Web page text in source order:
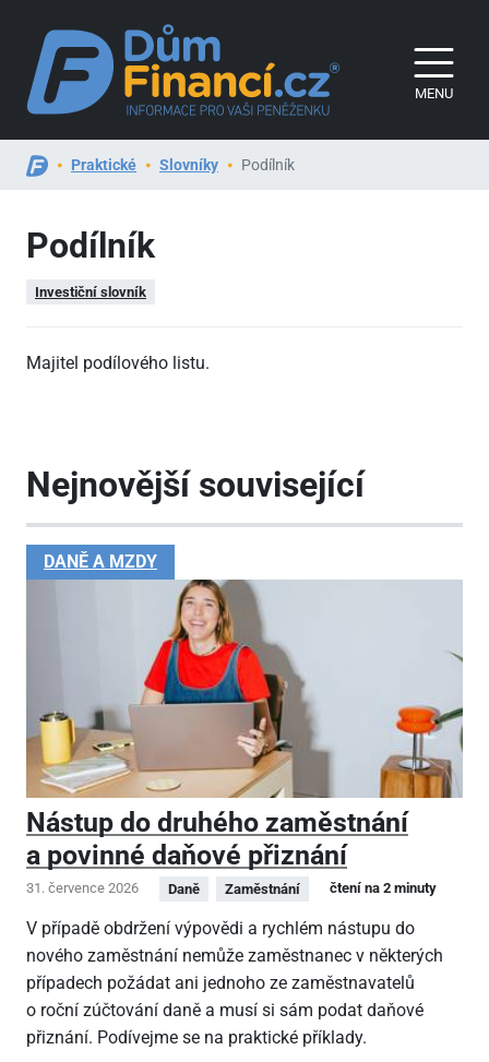
MENU
Praktické Slovníky Podílník
Podílník
Investiční slovník
Majitel podílového listu.
Nejnovější související
DANĚ A MZDY
Nástup do druhého zaměstnání
a povinné daňové přiznání
31. července 2026 Daně Zaměstnání čtení na 2 minuty
V případě obdržení výpovědi a rychlém nástupu do
nového zaměstnání nemůže zaměstnanec v některých
případech požádat ani jednoho ze zaměstnavatelů
o roční zúčtování daně a musí si sám podat daňové
přiznání. Podívejme se na praktické příklady.